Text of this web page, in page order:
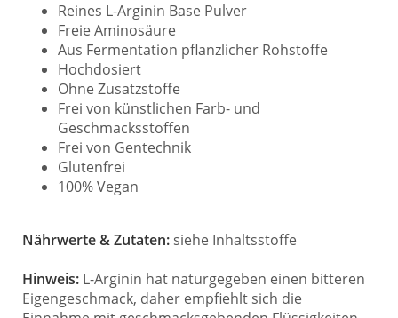
Reines L-Arginin Base Pulver
Freie Aminosäure
Aus Fermentation pflanzlicher Rohstoffe
Hochdosiert
Ohne Zusatzstoffe
Frei von künstlichen Farb- und
Geschmacksstoffen
Frei von Gentechnik
Glutenfrei
100% Vegan
Nährwerte & Zutaten: siehe Inhaltsstoffe
Hinweis: L-Arginin hat naturgegeben einen bitteren
Eigengeschmack, daher empfiehlt sich die